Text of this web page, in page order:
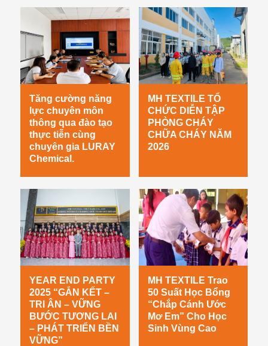
Tăng cường năng
lực chuyên môn
thông qua đào tạo
thực tiễn cùng
chuyên gia LURAY
Chemical.
MH TEXTILE TỔ
CHỨC DIỄN TẬP
PHÒNG CHÁY
CHỮA CHÁY NĂM
2026
YEAR END PARTY
2025 “GẮN KẾT –
TRI ÂN – VỮNG
BƯỚC TƯƠNG LAI
– PHÁT TRIỂN BỀN
VỮNG”
MH TEXTILE Trao
50 Suất Học Bổng
“Chắp Cánh Ước
Mơ Em” Cho Học
Sinh Vùng Cao